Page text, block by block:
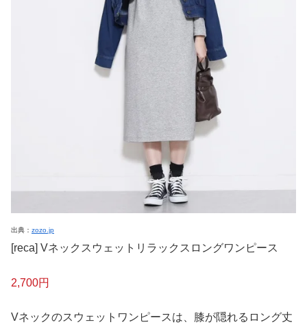
出典： zozo.jp
[reca] Vネックスウェットリラックスロングワンピース
2,700円
Vネックのスウェットワンピースは、膝が隠れるロング丈